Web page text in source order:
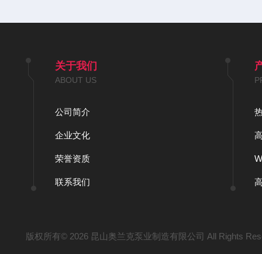
关于我们
ABOUT US
公司简介
企业文化
荣誉资质
联系我们
版权所有© 2026 昆山奥兰克泵业制造有限公司 All Rights